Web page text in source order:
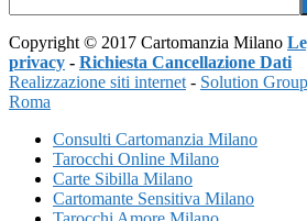
Copyright © 2017 Cartomanzia Milano
privacy - Richiesta Cancellazione Dati
Realizzazione siti internet - Solution
Roma
Consulti Cartomanzia Milano
Tarocchi Online Milano
Carte Sibilla Milano
Cartomante Sensitiva Milano